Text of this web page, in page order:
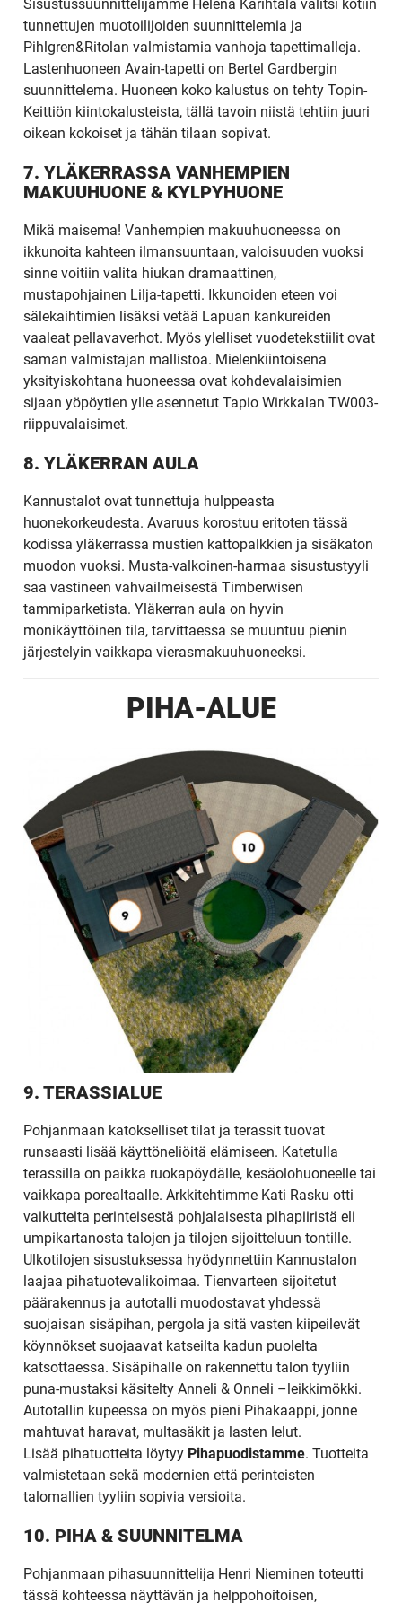
Sisustussuunnittelijamme Helena Karihtala valitsi kotiin
tunnettujen muotoilijoiden suunnittelemia ja
Pihlgren&Ritolan valmistamia vanhoja tapettimalleja.
Lastenhuoneen Avain-tapetti on Bertel Gardbergin
suunnittelema. Huoneen koko kalustus on tehty Topin-
Keittiön kiintokalusteista, tällä tavoin niistä tehtiin juuri
oikean kokoiset ja tähän tilaan sopivat.
7. YLÄKERRASSA VANHEMPIEN
MAKUUHUONE & KYLPYHUONE
Mikä maisema! Vanhempien makuuhuoneessa on
ikkunoita kahteen ilmansuuntaan, valoisuuden vuoksi
sinne voitiin valita hiukan dramaattinen,
mustapohjainen Lilja-tapetti. Ikkunoiden eteen voi
sälekaihtimien lisäksi vetää Lapuan kankureiden
vaaleat pellavaverhot. Myös ylelliset vuodetekstiilit ovat
saman valmistajan mallistoa. Mielenkiintoisena
yksityiskohtana huoneessa ovat kohdevalaisimien
sijaan yöpöytien ylle asennetut Tapio Wirkkalan TW003-
riippuvalaisimet.
8. YLÄKERRAN AULA
Kannustalot ovat tunnettuja hulppeasta
huonekorkeudesta. Avaruus korostuu eritoten tässä
kodissa yläkerrassa mustien kattopalkkien ja sisäkaton
muodon vuoksi. Musta-valkoinen-harmaa sisustustyyli
saa vastineen vahvailmeisestä Timberwisen
tammiparketista. Yläkerran aula on hyvin
monikäyttöinen tila, tarvittaessa se muuntuu pienin
järjestelyin vaikkapa vierasmakuuhuoneeksi.
PIHA-ALUE
9. TERASSIALUE
Pohjanmaan katokselliset tilat ja terassit tuovat
runsaasti lisää käyttöneliöitä elämiseen. Katetulla
terassilla on paikka ruokapöydälle, kesäolohuoneelle tai
vaikkapa porealtaalle. Arkkitehtimme Kati Rasku otti
vaikutteita perinteisestä pohjalaisesta pihapiiristä eli
umpikartanosta talojen ja tilojen sijoitteluun tontille.
Ulkotilojen sisustuksessa hyödynnettiin Kannustalon
laajaa pihatuotevalikoimaa. Tienvarteen sijoitetut
päärakennus ja autotalli muodostavat yhdessä
suojaisan sisäpihan, pergola ja sitä vasten kiipeilevät
köynnökset suojaavat katseilta kadun puolelta
katsottaessa. Sisäpihalle on rakennettu talon tyyliin
puna-mustaksi käsitelty Anneli & Onneli –leikkimökki.
Autotallin kupeessa on myös pieni Pihakaappi, jonne
mahtuvat haravat, multasäkit ja lasten lelut.
Lisää pihatuotteita löytyy Pihapuodistamme. Tuotteita
valmistetaan sekä modernien että perinteisten
talomallien tyyliin sopivia versioita.
10. PIHA & SUUNNITELMA
Pohjanmaan pihasuunnittelija Henri Nieminen toteutti
tässä kohteessa näyttävän ja helppohoitoisen,
UUSI
UNELMISTA
KODIKSI-
TALOKIRJA ON
JULKAISTU
Upea yli 200-sivuinen talokirja!